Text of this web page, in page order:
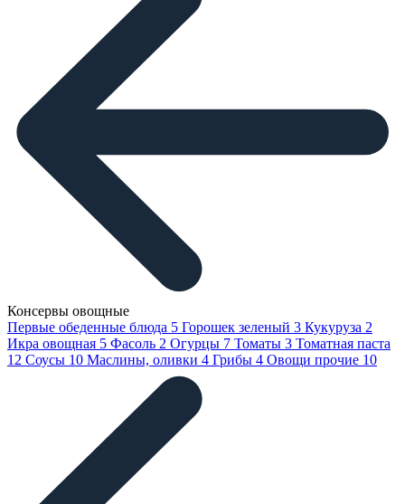
Консервы овощные
Первые обеденные блюда 5 Горошек зеленый 3 Кукуруза 2
Икра овощная 5 Фасоль 2 Огурцы 7 Томаты 3 Томатная паста
12 Соусы 10 Маслины, оливки 4 Грибы 4 Овощи прочие 10